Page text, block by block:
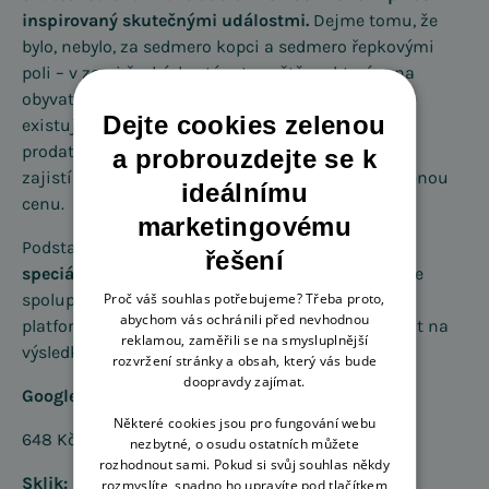
inspirovaný skutečnými událostmi. Dejme tomu, že
bylo, nebylo, za sedmero kopci a sedmero řepkovými
poli – v zemi české, krutém to světě, ve kterém na
obyvatele útočí denně tisíce reklamních sdělení,
existuje realitní kancelář, ve které vám pomohou
prodat váš domeček za hromadu zlata nebo třeba
zajistí pronajmutí zámeckých ložnic za zvýhodněnou
cenu.
Podstatou akvizice nových klientů je
speciálního formuláře
na stránkách realitky. Ta ve
spolupráci s Optimiem nasadila PPC reklamy na
platformách Google Ads a Sklik. Pojďme se podívat na
výsledky za období květen až listopad 2019:
Google Ads:
648 Kč (za vyplněný dotazník)
Sklik:
Dejte cookies zelenou
a probrouzdejte se k
ideálnímu
marketingovému
řešení
Proč váš souhlas potřebujeme? Třeba proto,
abychom vás ochránili před nevhodnou
reklamou, zaměřili se na smysluplnější
rozvržení stránky a obsah, který vás bude
doopravdy zajímat.
Některé cookies jsou pro fungování webu
nezbytné, o osudu ostatních můžete
rozhodnout sami. Pokud si svůj souhlas někdy
rozmyslíte, snadno ho upravíte pod tlačítkem